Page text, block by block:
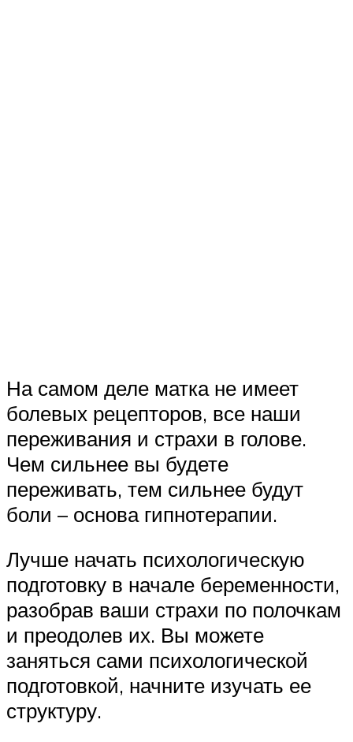
На самом деле матка не имеет
болевых рецепторов, все наши
переживания и страхи в голове.
Чем сильнее вы будете
переживать, тем сильнее будут
боли – основа гипнотерапии.
Лучше начать психологическую
подготовку в начале беременности,
разобрав ваши страхи по полочкам
и преодолев их. Вы можете
заняться сами психологической
подготовкой, начните изучать ее
структуру.